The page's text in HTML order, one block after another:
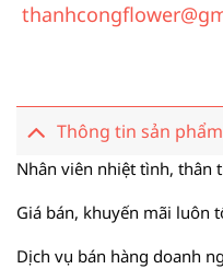
Thông tin sản phẩm
Nhân viên nhiệt tình, thân
Giá bán, khuyến mãi luôn
Dịch vụ bán hàng doanh